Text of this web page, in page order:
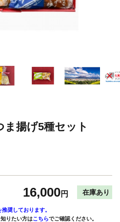
揚げ5種セット
16,000円 在庫あり
推奨しております。
りたい方はこちらでご確認ください。